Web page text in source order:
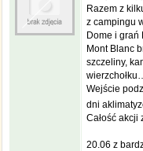
Razem z
z campingu
Dome i grań
Mont Blanc
szczeliny,
Wejście
dni
Całość
20.06 z